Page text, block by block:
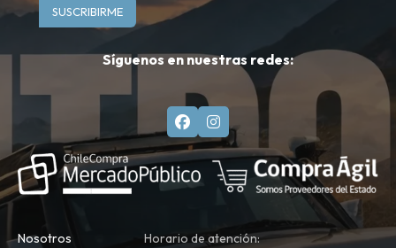
SUSCRIBIRME
Síguenos en nuestras redes:
Nosotros
Horario de atención: